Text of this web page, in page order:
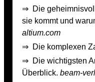
⇒ Die
sie kommt und
altium.com
⇒ Die komplexen
⇒ Die wichtigsten
Überblick. beam-